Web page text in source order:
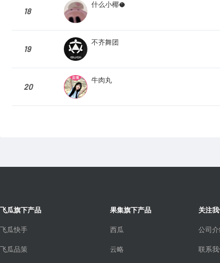
18
什么小椰🥥
19
不齐舞团
20
牛肉丸
飞瓜旗下产品
飞瓜快手
飞瓜品策
果集旗下产品
西瓜
云略
关注
公司
联系